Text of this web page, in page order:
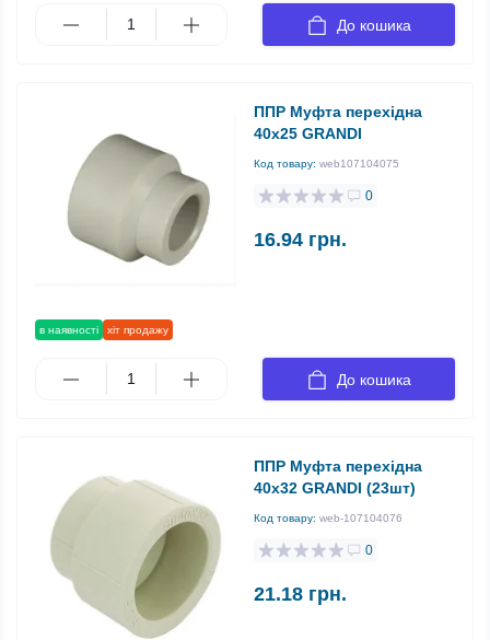
До кошика
в наявності хіт продажу
ППР Муфта перехідна
40х25 GRANDI
Код товару: web107104075
0
16.94 грн.
До кошика
ППР Муфта перехідна
40х32 GRANDI (23шт)
Код товару: web-107104076
0
21.18 грн.